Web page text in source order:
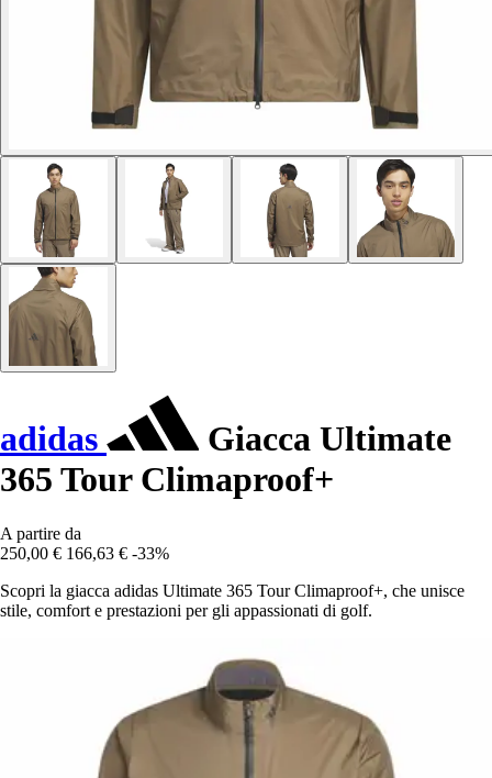
adidas
Giacca Ultimate
365 Tour Climaproof+
A partire da
250,00 € 166,63 € -33%
Scopri la giacca adidas Ultimate 365 Tour Climaproof+, che unisce
stile, comfort e prestazioni per gli appassionati di golf.